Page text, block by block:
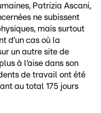
Patrizia Ascani,
ne subissent
mais surtout
d’un cas où la
un autre site de
à l’aise dans son
de travail ont été
au total 175 jours